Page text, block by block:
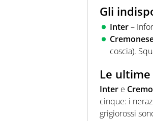
Gli
Inter–
coscia).
Le
Inter e
cinque: i
grigiorossi